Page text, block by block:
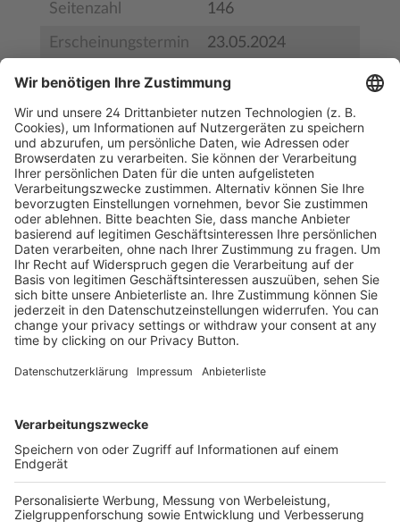
Seitenzahl 146
Erscheinungstermin 23.05.2024
Bestell-Nr. BS32831
ISBN 978-3-95468-958-3
Kostenlose Rücksendung bis zu 14 Tage nach
Bestelleingang (innerhalb Deutschlands).
Versandkosten.
Der Bestellprozess ist mit Hilfe eines SSL-